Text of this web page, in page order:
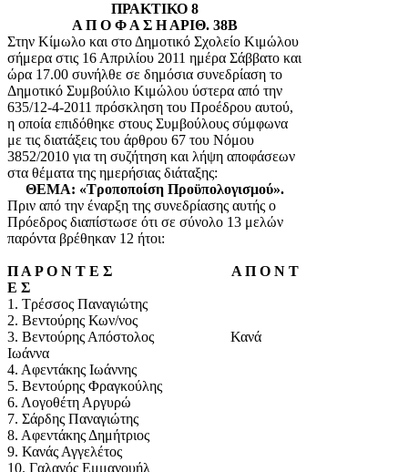
ΠΡΑΚΤΙΚΟ 8
Α Π Ο Φ Α Σ Η ΑΡΙΘ. 38Β
Στην Κίμωλο και στο Δημοτικό Σχολείο Κιμώλου
σήμερα στις 16 Απριλίου 2011 ημέρα Σάββατο και
ώρα 17.00 συνήλθε σε δημόσια συνεδρίαση το
Δημοτικό Συμβούλιο Κιμώλου ύστερα από την
635/12-4-2011 πρόσκληση του Προέδρου αυτού,
η οποία επιδόθηκε στους Συμβούλους σύμφωνα
με τις διατάξεις του άρθρου 67 του Νόμου
3852/2010 για τη συζήτηση και λήψη αποφάσεων
στα θέματα της ημερήσιας διάταξης:
ΘΕΜΑ: «Τροποποίση Προϋπολογισμού».
Πριν από την έναρξη της συνεδρίασης αυτής ο
Πρόεδρος διαπίστωσε ότι σε σύνολο 13 μελών
παρόντα βρέθηκαν 12 ήτοι:
Π Α Ρ Ο Ν Τ Ε Σ Α Π Ο Ν Τ
Ε Σ
1. Τρέσσος Παναγιώτης
2. Βεντούρης Κων/νος
3. Βεντούρης Απόστολος Κανά
Ιωάννα
4. Αφεντάκης Ιωάννης
5. Βεντούρης Φραγκούλης
6. Λογοθέτη Αργυρώ
7. Σάρδης Παναγιώτης
8. Αφεντάκης Δημήτριος
9. Κανάς Αγγελέτος
10. Γαλανός Εμμανουήλ